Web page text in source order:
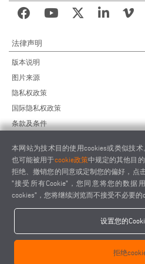
法律声明
版本说明
图片来源
隐私权政策
国际隐私权政策
条款及条件
供应商行为准则
elumatec AG - Pinacher Straße 61 - 75417
本网站为技术目的使用cookies或类似技
也可能被用于cookie政策中规定的其他目
拒绝、撤销您的同意或定制您的偏好，点
"接受所有Cookie"，您同意将您的数据
cookies"，您将继续浏览而不接受不必要的
设置您的
拒绝